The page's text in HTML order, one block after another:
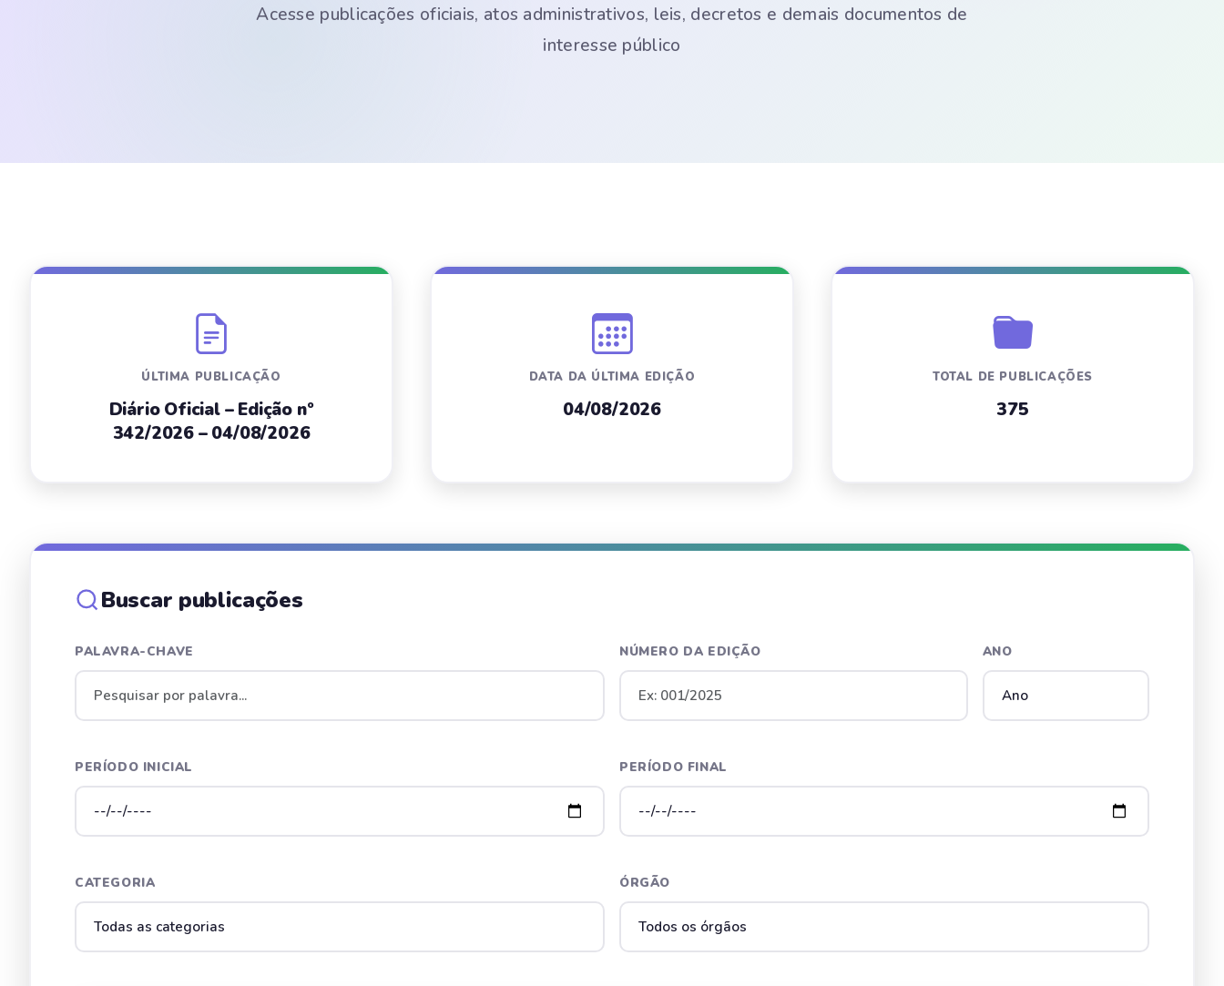
Acesse publicações oficiais, atos administrativos, leis, decretos e demais documentos de
interesse público
ÚLTIMA PUBLICAÇÃO
Diário Oficial – Edição nº
342/2026 – 04/08/2026
DATA DA ÚLTIMA EDIÇÃO
04/08/2026
TOTAL DE PUBLICAÇÕES
375
Buscar publicações
PALAVRA-CHAVE NÚMERO DA EDIÇÃO ANO
PERÍODO INICIAL PERÍODO FINAL
CATEGORIA ÓRGÃO